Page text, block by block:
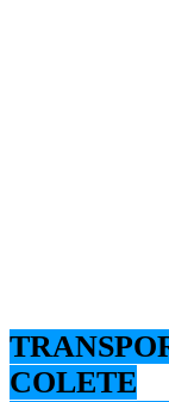
COLETE